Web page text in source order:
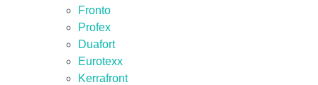
Fronto
Profex
Duafort
Eurotexx
Kerrafront